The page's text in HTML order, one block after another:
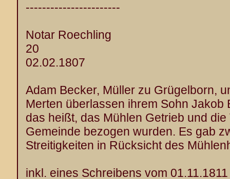
-----------------------
Notar Roechling
20
02.02.1807
Adam Becker, Müller zu Grügelborn,
Merten überlassen ihrem Sohn Jakob
das heißt, das Mühlen Getrieb und
Gemeinde bezogen wurden. Es gab
Streitigkeiten in Rücksicht des
inkl. eines Schreibens vom 01.11.1811